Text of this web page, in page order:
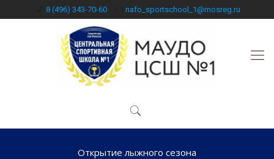
8 (496) 343-70-60 nafo_sportschool_1@mosreg.ru
Открытие лыжного сезона